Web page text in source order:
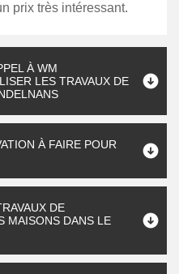
prix très intéressant.
À WM
LES TRAVAUX DE
À FAIRE POUR
DE
MAISONS DANS LE